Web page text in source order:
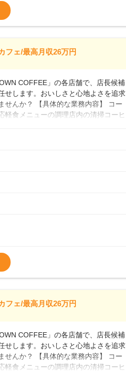
日本／月給28万900円～
＋賞与(年3回)・店長職：年収410
フェ/最高月収26万円
COFFEE」の各店舗で、店長候補
せします。おいしさと心地よさを追求
せんか？ 【具体的な業務内容】 コー
軽食メニューの調理店内の清掃コーヒ
で幅広い年齢層が活躍しており、チ
心してスタートを♪ ■ゆくゆくは店
う…」そんな心配は一切無用♪一つひ
支援します。
日本／月給28万900円～
＋賞与(年3回)・店長職：年収410
フェ/最高月収26万円
COFFEE」の各店舗で、店長候補
せします。おいしさと心地よさを追求
せんか？ 【具体的な業務内容】 コー
軽食メニューの調理店内の清掃コーヒ